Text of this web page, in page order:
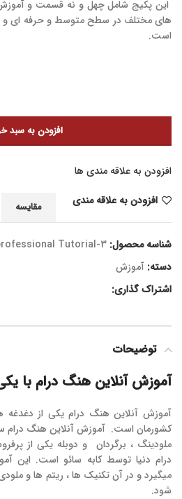
این پکیج شامل چهل و نه قسمت و
های مختلف در سطح متوسط و حرفه ای و
است.
افزودن به سبد
افزودن به علاقه مندی ها
افزودن به علاقه مندی
مقایسه
شناسه محصول: Tutorial-3
دسته: آموزش
اشتراک گذاری:
توضیحات
آموزش آنلاین هنگ درام با
آموزش آنلاین هنگ درام یکی از دغدغه
کشورمان است. آموزش آنلاین هنگ درام
ملودینگ ، برگردان و دوبله یکی از
درام دنیا توسط کابه سائو است. این
میگیرد و در آن تکنیک ها ، ریتم ها و
شود.